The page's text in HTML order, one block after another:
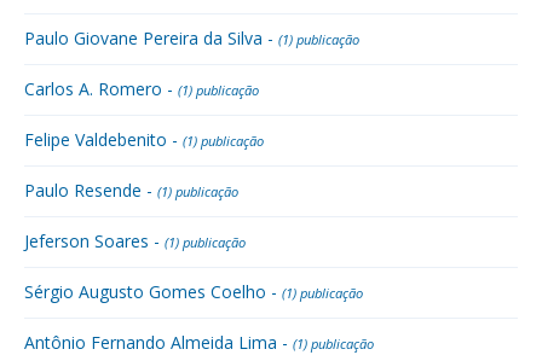
Paulo Giovane Pereira da Silva - (1) publicação
Carlos A. Romero - (1) publicação
Felipe Valdebenito - (1) publicação
Paulo Resende - (1) publicação
Jeferson Soares - (1) publicação
Sérgio Augusto Gomes Coelho - (1) publicação
Antônio Fernando Almeida Lima - (1) publicação